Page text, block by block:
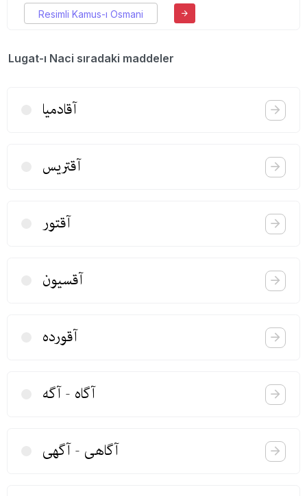
Resimli Kamus-ı Osmani
Lugat-ı Naci sıradaki maddeler
آقادمیا
آقتریس
آقتور
آقسیون
آقورده
آگاه - آگه
آگاهی - آگهی